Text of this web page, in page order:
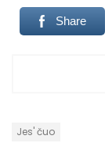
Share
Jes' čuo